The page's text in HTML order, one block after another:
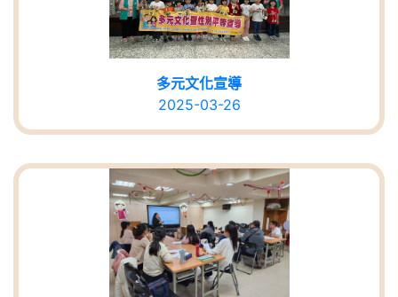
多元文化宣導
2025-03-26